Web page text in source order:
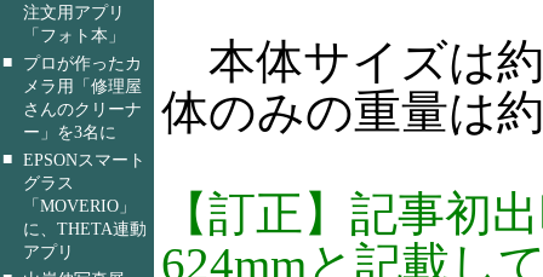
注文用アプリ
「フォト本」
■
プロが作ったカ
メラ用「修理屋
さんのクリーナ
ー」を3名に
■ EPSONスマート
グラス
「MOVERIO」
に、THETA連動
アプリ
本体サイズは約
体のみの重量は
【訂正】記事初
624mmと記載し